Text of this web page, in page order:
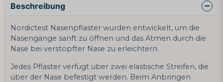
Beschreibung
Nordictest Nasenpflaster wurden entwickelt, um die
Nasengänge sanft zu öffnen und das Atmen durch die
Nase bei verstopfter Nase zu erleichtern.
Jedes Pflaster verfügt über zwei elastische Streifen, die
über der Nase befestigt werden. Beim Anbringen